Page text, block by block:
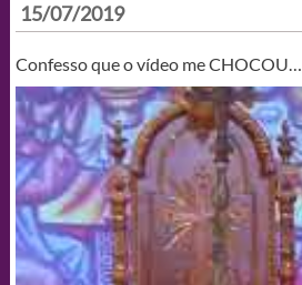
15/07/2019
Confesso que o vídeo me CHOCOU…